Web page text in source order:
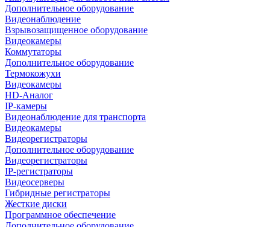
Дополнительное оборудование
Видеонаблюдение
Взрывозащищенное оборудование
Видеокамеры
Коммутаторы
Дополнительное оборудование
Термокожухи
Видеокамеры
HD-Аналог
IP-камеры
Видеонаблюдение для транспорта
Видеокамеры
Видеорегистраторы
Дополнительное оборудование
Видеорегистраторы
IP-регистраторы
Видеосерверы
Гибридные регистраторы
Жесткие диски
Программное обеспечение